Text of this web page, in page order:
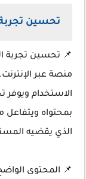
تحسين
📌 تحسين تجربة
منصة عبر
الاستخدام ويوفر
بمحتواه ويتفاعل
الذي يقضيه
📌 المحتوى